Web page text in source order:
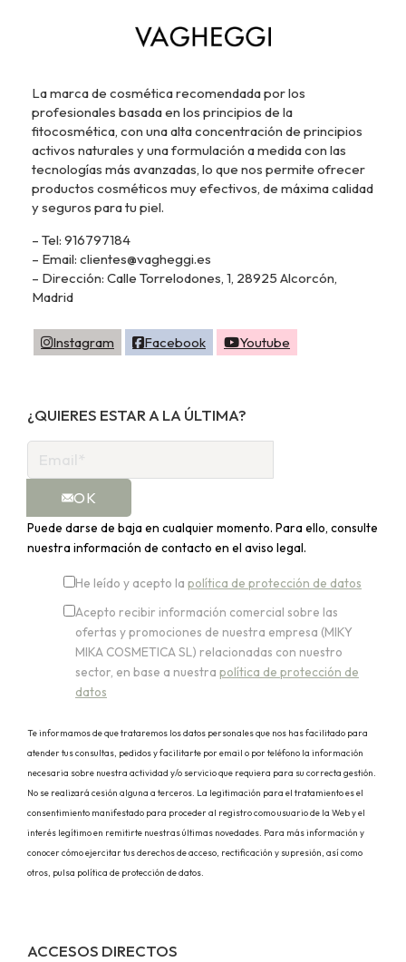
La marca de cosmética recomendada por los
profesionales basada en los principios de la
fitocosmética, con una alta concentración de principios
activos naturales y una formulación a medida con las
tecnologías más avanzadas, lo que nos permite ofrecer
productos cosméticos muy efectivos, de máxima calidad
y seguros para tu piel.
– Tel: 916797184
– Email: clientes@vagheggi.es
– Dirección: Calle Torrelodones, 1, 28925 Alcorcón,
Madrid
Instagram Facebook Youtube
¿QUIERES ESTAR A LA ÚLTIMA?
OK
Puede darse de baja en cualquier momento. Para ello, consulte
nuestra información de contacto en el aviso legal.
He leído y acepto la política de protección de datos
Acepto recibir información comercial sobre las
ofertas y promociones de nuestra empresa (MIKY
MIKA COSMETICA SL) relacionadas con nuestro
sector, en base a nuestra política de protección de
datos
Te informamos de que trataremos los datos personales que nos has facilitado para
atender tus consultas, pedidos y facilitarte por email o por teléfono la información
necesaria sobre nuestra actividad y/o servicio que requiera para su correcta gestión.
No se realizará cesión alguna a terceros. La legitimación para el tratamiento es el
consentimiento manifestado para proceder al registro como usuario de la Web y el
interés legítimo en remitirte nuestras últimas novedades. Para más información y
conocer cómo ejercitar tus derechos de acceso, rectificación y supresión, así como
otros, pulsa política de protección de datos.
ACCESOS DIRECTOS